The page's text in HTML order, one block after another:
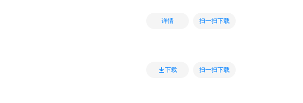
详情 扫一扫下载
下载 扫一扫下载